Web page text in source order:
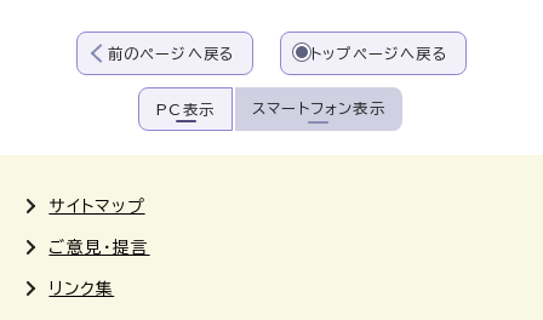
前のページへ戻る トップページへ戻る
PC表示 スマートフォン表示
サイトマップ
ご意見・提言
リンク集